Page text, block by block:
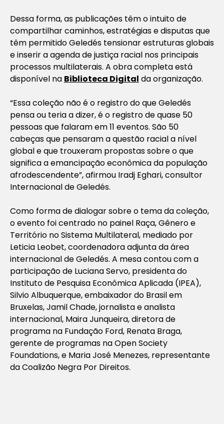
Dessa forma, as publicações têm o intuito de
compartilhar caminhos, estratégias e disputas que
têm permitido Geledés tensionar estruturas globais
e inserir a agenda de justiça racial nos principais
processos multilaterais. A obra completa está
disponível na Biblioteca Digital da organização.
“Essa coleção não é o registro do que Geledés
pensa ou teria a dizer, é o registro de quase 50
pessoas que falaram em 11 eventos. São 50
cabeças que pensaram a questão racial a nível
global e que trouxeram propostas sobre o que
significa a emancipação econômica da população
afrodescendente”, afirmou Iradj Eghari, consultor
Internacional de Geledés.
Como forma de dialogar sobre o tema da coleção,
o evento foi centrado no painel Raça, Gênero e
Território no Sistema Multilateral, mediado por
Leticia Leobet, coordenadora adjunta da área
internacional de Geledés. A mesa contou com a
participação de Luciana Servo, presidenta do
Instituto de Pesquisa Econômica Aplicada (IPEA),
Silvio Albuquerque, embaixador do Brasil em
Bruxelas, Jamil Chade, jornalista e analista
internacional, Maira Junqueira, diretora de
programa na Fundação Ford, Renata Braga,
gerente de programas na Open Society
Foundations, e Maria José Menezes, representante
da Coalizão Negra Por Direitos.